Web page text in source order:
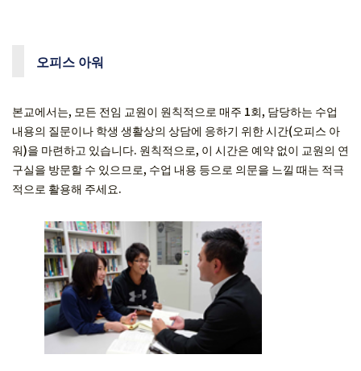
오피스 아워
본교에서는, 모든 전임 교원이 원칙적으로 매주 1회, 담당하는 수업
내용의 질문이나 학생 생활상의 상담에 응하기 위한 시간(오피스 아
워)을 마련하고 있습니다. 원칙적으로, 이 시간은 예약 없이 교원의 연
구실을 방문할 수 있으므로, 수업 내용 등으로 의문을 느낄 때는 적극
적으로 활용해 주세요.